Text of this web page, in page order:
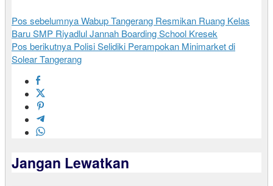
Pos sebelumnyaWabup Tangerang Resmikan Ruang Kelas
Baru SMP Riyadlul Jannah Boarding School Kresek
Pos berikutnya Polisi Selidiki Perampokan Minimarket di
Solear Tangerang
Jangan Lewatkan